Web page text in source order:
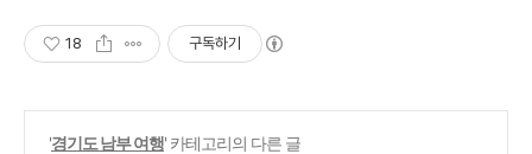
18 구독하기
'경기도 남부 여행' 카테고리의 다른 글